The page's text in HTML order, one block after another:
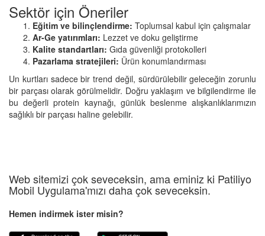
Sektör için Öneriler
Eğitim ve bilinçlendirme: Toplumsal kabul için çalışmalar
Ar-Ge yatırımları: Lezzet ve doku geliştirme
Kalite standartları: Gıda güvenliği protokolleri
Pazarlama stratejileri: Ürün konumlandırması
Un kurtları sadece bir trend değil, sürdürülebilir geleceğin zorunlu
bir parçası olarak görülmelidir. Doğru yaklaşım ve bilgilendirme ile
bu değerli protein kaynağı, günlük beslenme alışkanlıklarımızın
sağlıklı bir parçası haline gelebilir.
Web sitemizi çok seveceksin, ama eminiz ki Patiliyo
Mobil Uygulama'mızı daha çok seveceksin.
Hemen indirmek ister misin?